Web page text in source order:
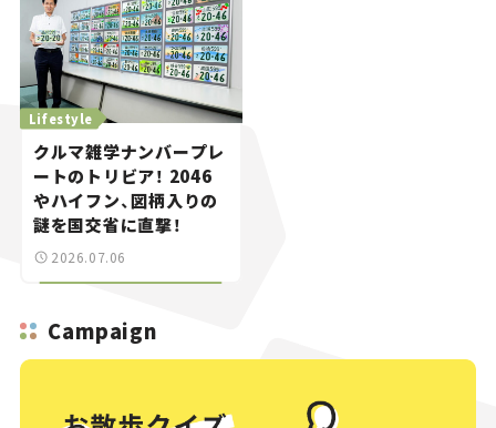
Lifestyle
クルマ雑学ナンバープレ
ートのトリビア！ 2046
やハイフン、図柄入りの
謎を国交省に直撃！
2026.07.06
Campaign